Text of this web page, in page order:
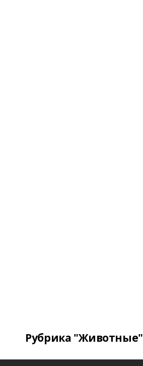
Рубрика "Животные"